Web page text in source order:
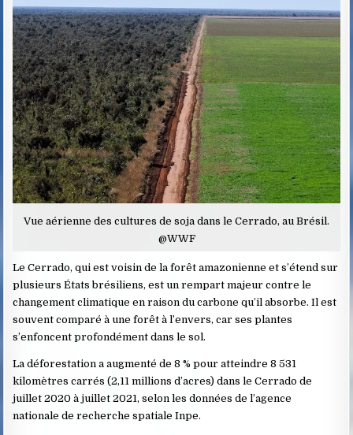
Vue aérienne des cultures de soja dans le Cerrado, au Brésil.
@WWF
Le Cerrado, qui est voisin de la forêt amazonienne et s’étend sur
plusieurs États brésiliens, est un rempart majeur contre le
changement climatique en raison du carbone qu’il absorbe. Il est
souvent comparé à une forêt à l’envers, car ses plantes
s’enfoncent profondément dans le sol.
La déforestation a augmenté de 8 % pour atteindre 8 531
kilomètres carrés (2,11 millions d’acres) dans le Cerrado de
juillet 2020 à juillet 2021, selon les données de l’agence
nationale de recherche spatiale Inpe.